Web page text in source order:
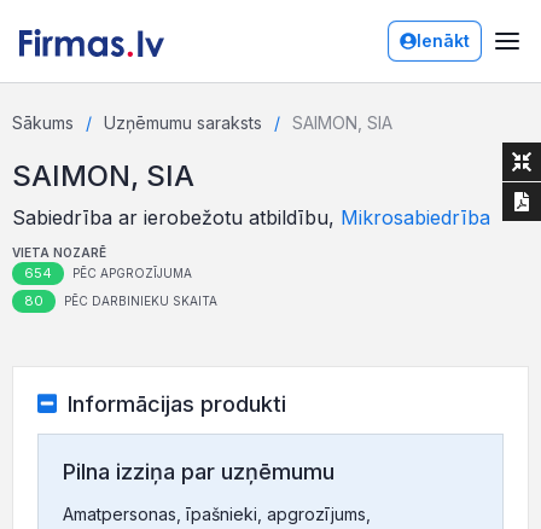
Ienākt
Sākums Uzņēmumu saraksts SAIMON, SIA
SAIMON, SIA
Sabiedrība ar ierobežotu atbildību, Mikrosabiedrība
VIETA NOZARĒ
654 PĒC APGROZĪJUMA
80 PĒC DARBINIEKU SKAITA
Informācijas produkti
Pilna izziņa par uzņēmumu
Amatpersonas, īpašnieki, apgrozījums,